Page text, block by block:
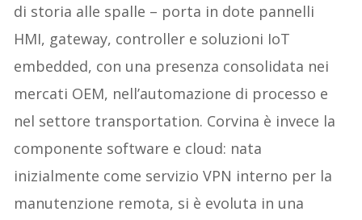
di storia alle spalle – porta in dote pannelli
HMI, gateway, controller e soluzioni IoT
embedded, con una presenza consolidata nei
mercati OEM, nell’automazione di processo e
nel settore transportation. Corvina è invece la
componente software e cloud: nata
inizialmente come servizio VPN interno per la
manutenzione remota, si è evoluta in una